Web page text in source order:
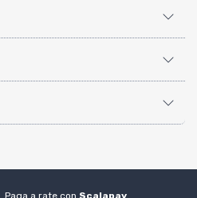
Paga a rate con Scalapay